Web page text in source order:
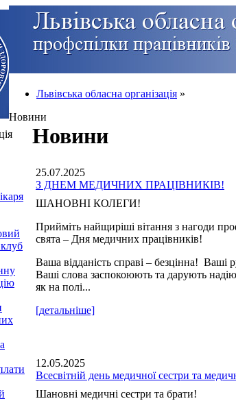
Львівська обласна організація »
Новини
Новини
25.07.2025
З ДНЕМ МЕДИЧНИХ ПРАЦІВНИКІВ!
ШАНОВНІ КОЛЕГИ!
Прийміть найщиріші вітання з нагоди
свята – Дня медичних працівників!
Ваша відданість справі – безцінна! Ваші
Ваші слова заспокоюють та дарують
як на полі...
[детальніше]
12.05.2025
Всесвітній день медичної сестри та
Шановні медичні сестри та брати!